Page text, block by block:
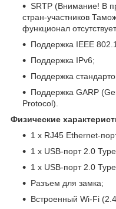
SRTP (Внимание! В
стран-участников
функционал
Поддержка IEEE
Поддержка IPv6;
Поддержка
Поддержка GARP
Protocol).
Физические
1 х RJ45 Ethernet-
1 x USB-порт 2.0
1 x USB-порт 2.0
Разъем для замка;
Встроенный Wi-Fi